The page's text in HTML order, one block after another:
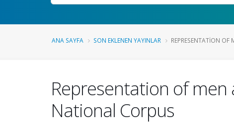
ANA SAYFA SON EKLENEN YAYINLAR REPRESENTATION OF
Representation of
National Corpus